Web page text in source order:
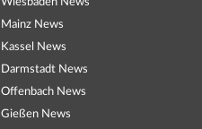
Mainz News
Kassel News
Darmstadt News
Offenbach News
Gießen News